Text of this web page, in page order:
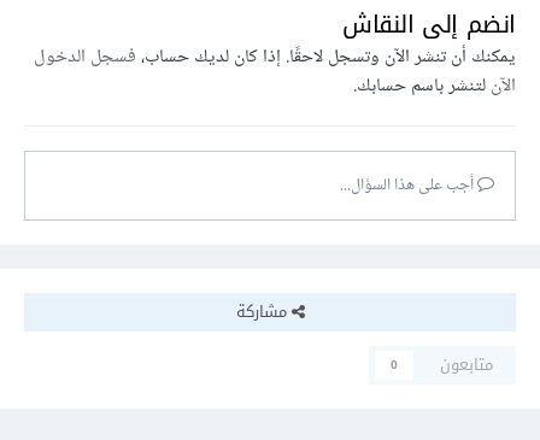
انضم إلى النقاش
يمكنك أن تنشر الآن وتسجل لاحقًا. إذا كان لديك حساب،فسجل الدخول
الآنلتنشر باسم حسابك.
أجب على هذا السؤال...
مشاركة
متابعون
0